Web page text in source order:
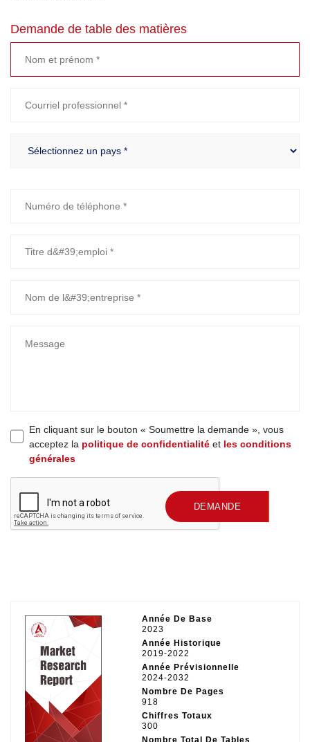
Demande de table des matières
En cliquant sur le bouton « Soumettre la demande », vous
acceptez la politique de confidentialité et les conditions
générales
SOUMETTRE UNE DEMANDE
Année De Base
2023
Année Historique
2019-2022
Année Prévisionnelle
2024-2032
Nombre De Pages
918
Chiffres Totaux
300
Nombre Total De Tables